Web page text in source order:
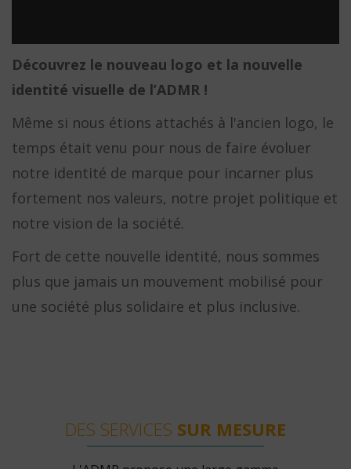
Découvrez le nouveau logo et la nouvelle
identité visuelle de l’ADMR !
Même si nous étions attachés à l'ancien logo, le
temps était venu pour nous de faire évoluer
notre identité de marque pour incarner plus
fortement nos valeurs, notre projet politique et
notre vision de la société.
Fort de cette nouvelle identité, nous sommes
plus que jamais un mouvement mobilisé pour
une société plus solidaire et plus inclusive.
DES SERVICES SUR MESURE